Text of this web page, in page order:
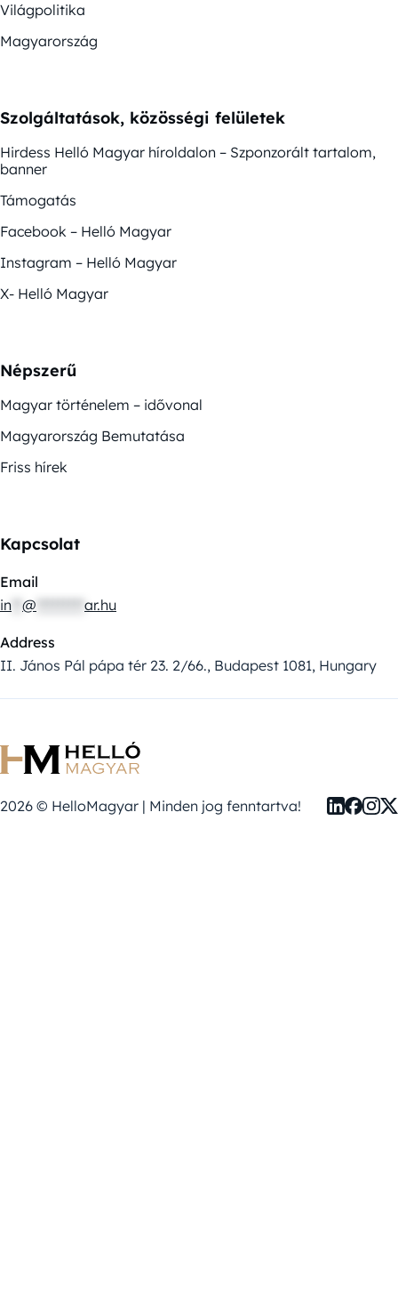
Világpolitika
Magyarország
Szolgáltatások, közösségi felületek
Hirdess Helló Magyar híroldalon – Szponzorált tartalom,
banner
Támogatás
Facebook – Helló Magyar
Instagram – Helló Magyar
X- Helló Magyar
Népszerű
Magyar történelem – idővonal
Magyarország Bemutatása
Friss hírek
Kapcsolat
Email
in @ ar.hu
Address
II. János Pál pápa tér 23. 2/66., Budapest 1081, Hungary
2026 © HelloMagyar | Minden jog fenntartva!